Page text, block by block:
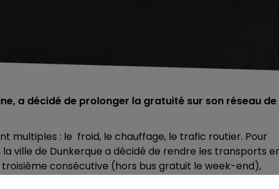
a décidé de prolonger la gratuité sur son réseau de
multiples : le froid, le chauffage, le trafic routier. Pour
ville de Dunkerque a décidé de rendre les transports
consécutive (hors bus gratuit le week-end),
en accès libre.